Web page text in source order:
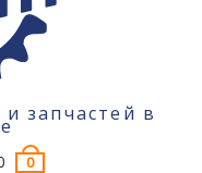
запчастей в
0